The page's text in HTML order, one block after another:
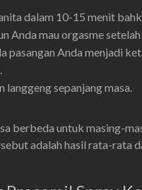
dalam 10-15 menit
Anda mau orgasme
pasangan Anda menjadi
sepanjang masa.
berbeda untuk masing-
adalah hasil rata-rata